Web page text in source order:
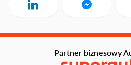
Partner biznesowy